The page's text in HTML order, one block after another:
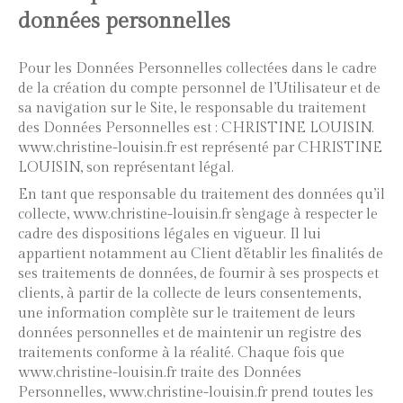
données personnelles
Pour les Données Personnelles collectées dans le cadre
de la création du compte personnel de l’Utilisateur et de
sa navigation sur le Site, le responsable du traitement
des Données Personnelles est : CHRISTINE LOUISIN.
www.christine-louisin.fr est représenté par CHRISTINE
LOUISIN, son représentant légal.
En tant que responsable du traitement des données qu’il
collecte, www.christine-louisin.fr s’engage à respecter le
cadre des dispositions légales en vigueur. Il lui
appartient notamment au Client d’établir les finalités de
ses traitements de données, de fournir à ses prospects et
clients, à partir de la collecte de leurs consentements,
une information complète sur le traitement de leurs
données personnelles et de maintenir un registre des
traitements conforme à la réalité. Chaque fois que
www.christine-louisin.fr traite des Données
Personnelles, www.christine-louisin.fr prend toutes les